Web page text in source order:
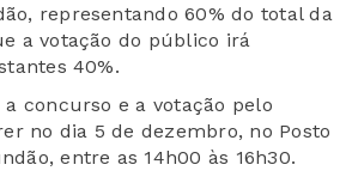
representando 60% do total da
a votação do público irá
40%.
concurso e a votação pelo
no dia 5 de dezembro, no Posto
entre as 14h00 às 16h30.